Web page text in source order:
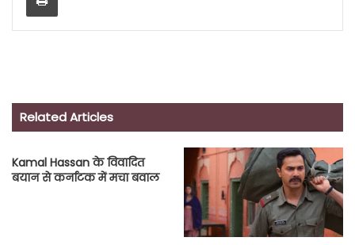
Related Articles
Kamal Hassan के विवादित
बयान से कर्नाटक में मचा बवाल